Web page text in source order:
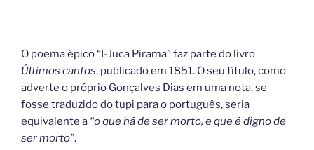
O poema épico “I-Juca Pirama” faz parte do livro
Últimos cantos, publicado em 1851. O seu título, como
adverte o próprio Gonçalves Dias em uma nota, se
fosse traduzido do tupi para o português, seria
equivalente a “o que há de ser morto, e que é digno de
ser morto”.